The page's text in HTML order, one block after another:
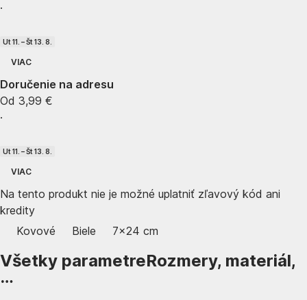
·
Ut 11. – Št 13. 8.
VIAC
Doručenie na adresu
Od 3,99 €
·
Ut 11. – Št 13. 8.
VIAC
Na tento produkt nie je možné uplatniť zľavový kód ani
kredity
Kovové
Biele 7x24 cm
Všetky parametreRozmery, materiál,
…